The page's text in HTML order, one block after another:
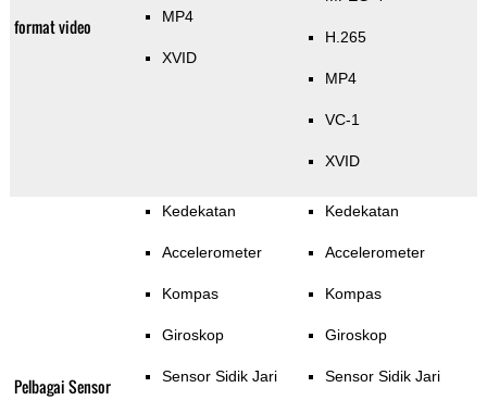
format video MP4
XVID
H.265
MP4
VC-1
XVID
Pelbagai Sensor
Kedekatan
Accelerometer
Kompas
Giroskop
Sensor Sidik Jari
Kedekatan
Accelerometer
Kompas
Giroskop
Sensor Sidik Jari